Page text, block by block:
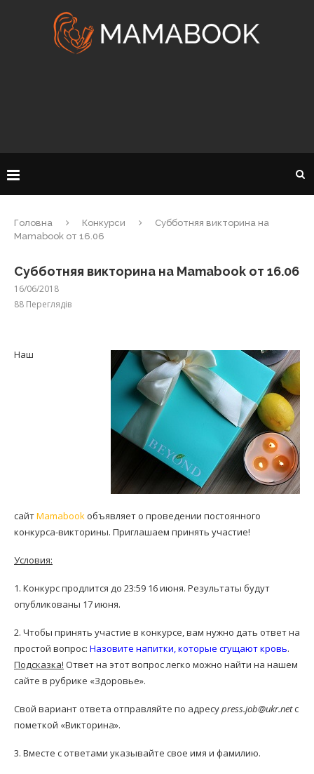
Головна Конкурси
Субботняя викторина на
Mamabook от 16.06
Субботняя викторина на Mamabook от 16.06
16/06/2018
88 Переглядів
Наш
сайтMamabook объявляет о проведении постоянного
конкурса-викторины. Приглашаем принять участие!
Условия:
1. Конкурс продлится до 23:59 16 июня. Результаты будут
опубликованы 17 июня.
2. Чтобы принять участие в конкурсе, вам нужно дать ответ на
простой вопрос: Назовите напитки, которые сгущают кровь.
Подсказка! Ответ на этот вопрос легко можно найти на нашем
сайте в рубрике «Здоровье».
Свой вариант ответа отправляйте по адресуpress.job@ukr.netс
пометкой «Викторина».
3. Вместе с ответами указывайте свое имя и фамилию.